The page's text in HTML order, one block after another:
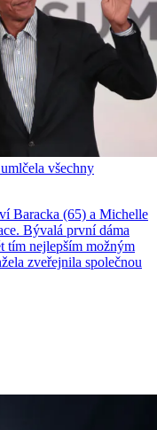
všechny
Baracka (65) a Michelle
Bývalá první dáma
tím nejlepším možným
zveřejnila společnou